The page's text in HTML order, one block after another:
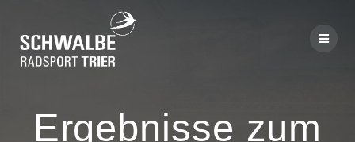
Ergebnisse zum